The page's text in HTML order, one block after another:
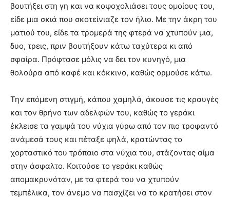
βουτήξει στη γη και να κοψοχολιάσει τους ομοίους του,
είδε μια σκιά που σκοτείνιαζε τον ήλιο. Με την άκρη του
ματιού του, είδε τα τρομερά της φτερά να χτυπούν μια,
δυο, τρεις, πριν βουτήξουν κάτω ταχύτερα κι από
σφαίρα. Πρόφτασε μόλις να δει τον κυνηγό, μια
θολούρα από καφέ και κόκκινο, καθώς ορμούσε κάτω.
Την επόμενη στιγμή, κάπου χαμηλά, άκουσε τις κραυγές
και τον θρήνο των αδελφών του, καθώς το γεράκι
έκλεισε τα γαμψά του νύχια γύρω από τον πιο τροφαντό
ανάμεσά τους και πέταξε ψηλά, κρατώντας το
χορταστικό του τρόπαιο στα νύχια του, στάζοντας αίμα
στην άσφαλτο. Κοιτούσε το γεράκι καθώς
απομακρυνόταν, με τα φτερά του να χτυπούν
τεμπέλικα, τον άνεμο να πασχίζει να το κρατήσει στον